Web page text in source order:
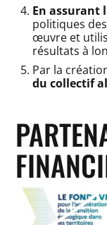
En assurant
politiques
œuvre et
résultats à
Par la
du collectif